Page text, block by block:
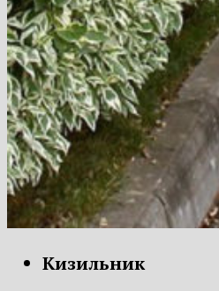
Кизильник